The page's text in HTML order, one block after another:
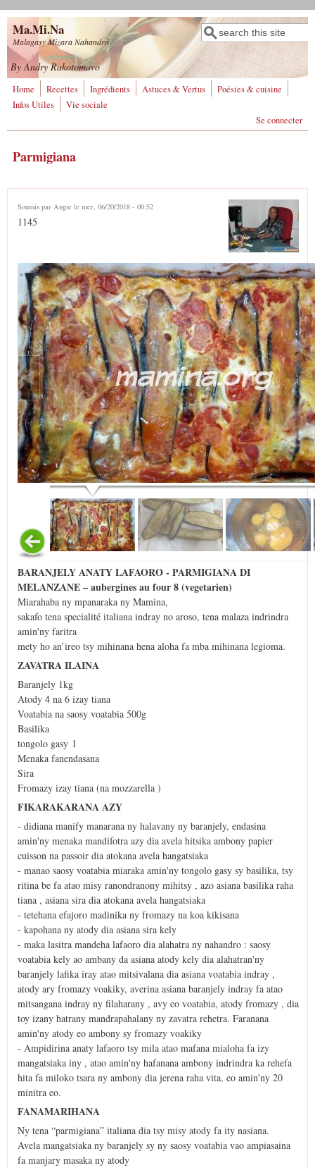
Aller au contenu principal
Ma.Mi.Na
Malagasy Mizara Nahandro
Formulaire de
recherche
Rechercher
By Andry Rakotomavo
Home Recettes Ingrédients Astuces & Vertus
Poésies & cuisine
Infos Utiles
Vie sociale
Se connecter
Parmigiana
Soumis par Angie le mer, 06/20/2018 - 00:52
1145
BARANJELY ANATY LAFAORO - PARMIGIANA DI
MELANZANE – aubergines au four 8 (vegetarien)
Miarahaba ny mpanaraka ny Mamina,
sakafo tena specialité italiana indray no aroso, tena malaza indrindra
amin'ny faritra
mety ho an’ireo tsy mihinana hena aloha fa mba mihinana legioma.
ZAVATRA ILAINA
Baranjely 1kg
Atody 4 na 6 izay tiana
Voatabia na saosy voatabia 500g
Basilika
tongolo gasy 1
Menaka fanendasana
Sira
Fromazy izay tiana (na mozzarella )
FIKARAKARANA AZY
- didiana manify manarana ny halavany ny baranjely, endasina
amin'ny menaka mandifotra azy dia avela hitsika ambony papier
cuisson na passoir dia atokana avela hangatsiaka
- manao saosy voatabia miaraka amin'ny tongolo gasy sy basilika, tsy
ritina be fa atao misy ranondranony mihitsy , azo asiana basilika raha
tiana , asiana sira dia atokana avela hangatsiaka
- tetehana efajoro madinika ny fromazy na koa kikisana
- kapohana ny atody dia asiana sira kely
- maka lasitra mandeha lafaoro dia alahatra ny nahandro : saosy
voatabia kely ao ambany da asiana atody kely dia alahatran'ny
baranjely lafika iray atao mitsivalana dia asiana voatabia indray ,
atody ary fromazy voakiky, averina asiana baranjely indray fa atao
mitsangana indray ny filaharany , avy eo voatabia, atody fromazy , dia
toy izany hatrany mandrapahalany ny zavatra rehetra. Faranana
amin'ny atody eo ambony sy fromazy voakiky
- Ampidirina anaty lafaoro tsy mila atao mafana mialoha fa izy
mangatsiaka iny , atao amin'ny hafanana ambony indrindra ka rehefa
hita fa miloko tsara ny ambony dia jerena raha vita, eo amin'ny 20
minitra eo.
FANAMARIHANA
Ny tena “parmigiana” italiana dia tsy misy atody fa ity nasiana.
Avela mangatsiaka ny baranjely sy ny saosy voatabia vao ampiasaina
fa manjary masaka ny atody